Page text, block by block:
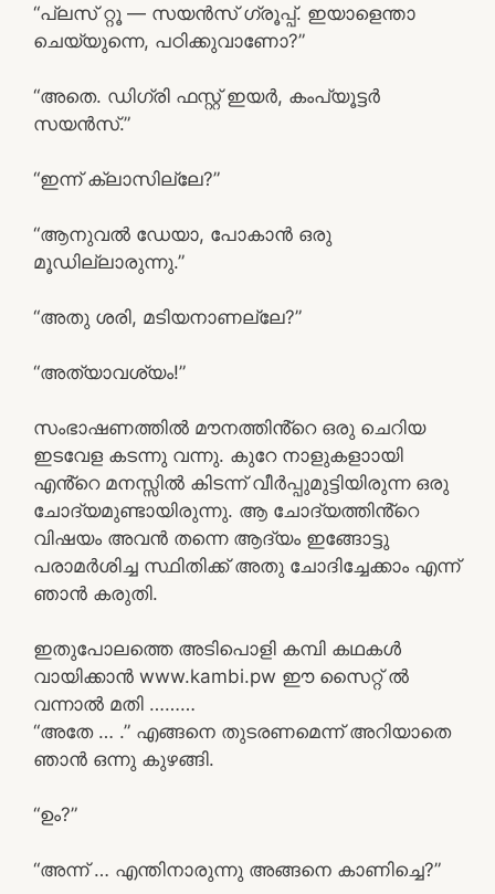
“പ്ലസ് റ്റൂ — സയൻസ് ഗ്രൂപ്പ്. ഇയാളെന്താ
ചെയ്യുന്നെ, പഠിക്കുവാണോ?”
“അതെ. ഡിഗ്രി ഫസ്റ്റ് ഇയർ, കംപ്യൂട്ടർ
സയൻസ്.”
“ഇന്ന് ക്ലാസില്ലേ?”
“ആനുവൽ ഡേയാ, പോകാൻ ഒരു
മൂഡില്ലാരുന്നു.”
“അതു ശരി, മടിയനാണല്ലേ?”
“അത്യാവശ്യം!”
സംഭാഷണത്തിൽ മൗനത്തിൻ്റെ ഒരു ചെറിയ
ഇടവേള കടന്നു വന്നു. കുറേ നാളുകളാായി
എൻ്റെ മനസ്സിൽ കിടന്ന് വീർപ്പുമുട്ടിയിരുന്ന ഒരു
ചോദ്യമുണ്ടായിരുന്നു. ആ ചോദ്യത്തിൻ്റെ
വിഷയം അവൻ തന്നെ ആദ്യം ഇങ്ങോട്ടു
പരാമർശിച്ച സ്ഥിതിക്ക് അതു ചോദിച്ചേക്കാം എന്ന്
ഞാൻ കരുതി.
ഇതുപോലത്തെ അടിപൊളി കമ്പി കഥകൾ
വായിക്കാൻ www.kambi.pw ഈ സൈറ്റ് ൽ
വന്നാൽ മതി ………
“അതേ … .” എങ്ങനെ തുടരണമെന്ന് അറിയാതെ
ഞാൻ ഒന്നു കുഴങ്ങി.
“ഉം?”
“അന്ന് … എന്തിനാരുന്നു അങ്ങനെ കാണിച്ചെ?”